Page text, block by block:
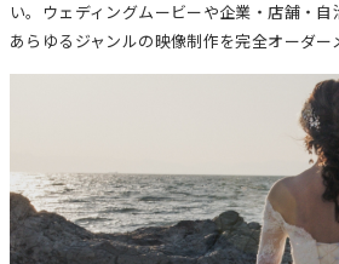
い。ウェディングムービーや企業・店舗・自
あらゆるジャンルの映像制作を完全オーダー